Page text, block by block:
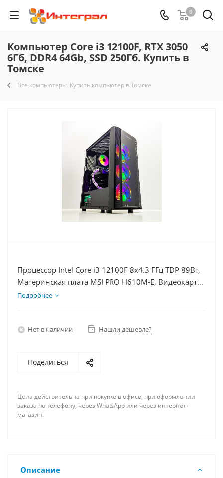
0
Компьютер Core i3 12100F, RTX 3050
6Гб, DDR4 64Gb, SSD 250Гб. Купить в
Томске
Все компьютеры. Купить компьютер в Томске
Процессор Intel Core i3 12100F 8x4.3 ГГц TDP 89Вт,
Материнская плата MSI PRO H610M-E, Видеокарта
RTX 3050 6Гб, Память DDR4 64Gb, Диски
Подробнее
Нет в наличии Нашли дешевле?
Поделиться
Цена действительна при покупке в офисе, при оформлении
заказа по телефону, через WhatsApp или через интернет-
магазин.
Описание